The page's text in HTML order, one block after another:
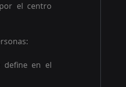
el centro
define en el